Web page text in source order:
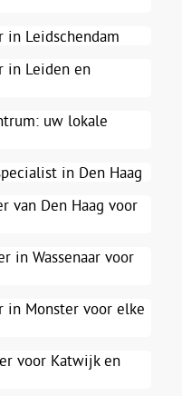
in Leidschendam
in Leiden en
uw lokale
in Den Haag
van Den Haag voor
in Wassenaar voor
in Monster voor elke
voor Katwijk en